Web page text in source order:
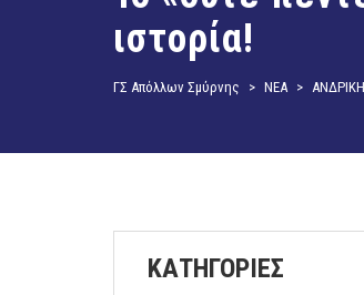
ιστορία!
ΓΣ Απόλλων Σμύρνης > ΝΕΑ >
ΚΑΤΗΓΟΡΙΕΣ